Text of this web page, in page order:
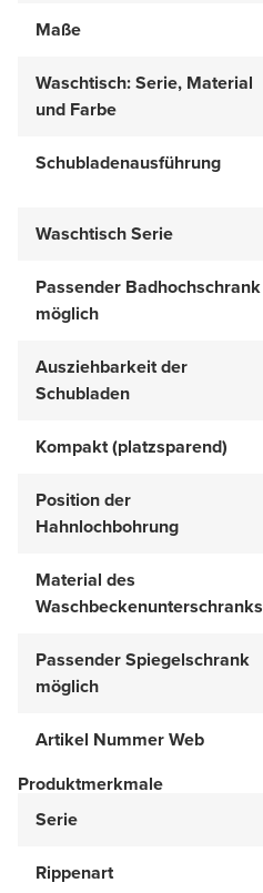
Maße
Waschtisch: Serie, Material
und Farbe
Schubladenausführung
Waschtisch Serie
Passender Badhochschrank
möglich
Ausziehbarkeit der
Schubladen
Kompakt (platzsparend)
Position der
Hahnlochbohrung
Material des
Waschbeckenunterschranks
Passender Spiegelschrank
möglich
Artikel Nummer Web
Produktmerkmale
Serie
Rippenart